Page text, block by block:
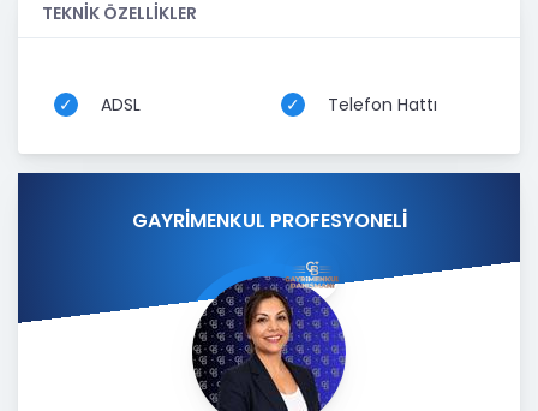
TEKNİK ÖZELLİKLER
ADSL Telefon Hattı
GAYRİMENKUL PROFESYONELİ